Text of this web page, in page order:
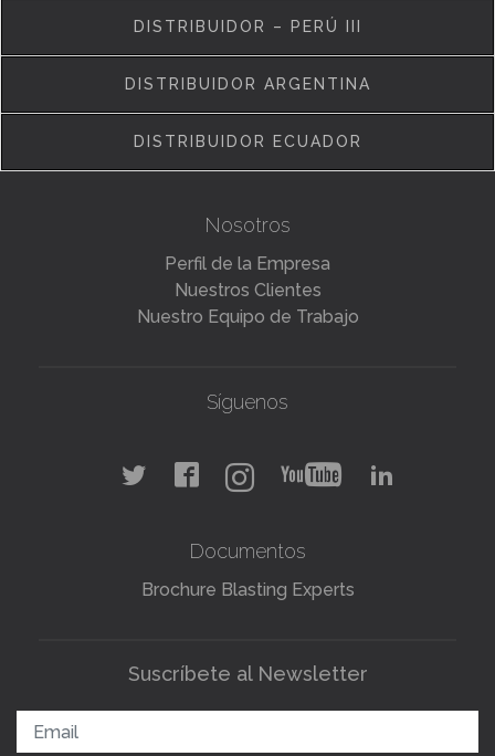
DISTRIBUIDOR – PERÚ III
DISTRIBUIDOR ARGENTINA
DISTRIBUIDOR ECUADOR
Nosotros
Perfil de la Empresa
Nuestros Clientes
Nuestro Equipo de Trabajo
Síguenos
Documentos
Brochure Blasting Experts
Suscríbete al Newsletter